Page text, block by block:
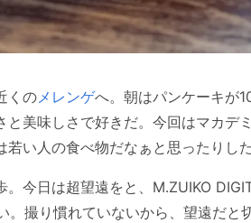
くのメレンゲへ。朝はパンケーキが
美味しさで好きだ。今回はマカデ
い人の食べ物だなぁと思ったりした
今日は超望遠をと、M.ZUIKO
撮り慣れていないから、望遠だと